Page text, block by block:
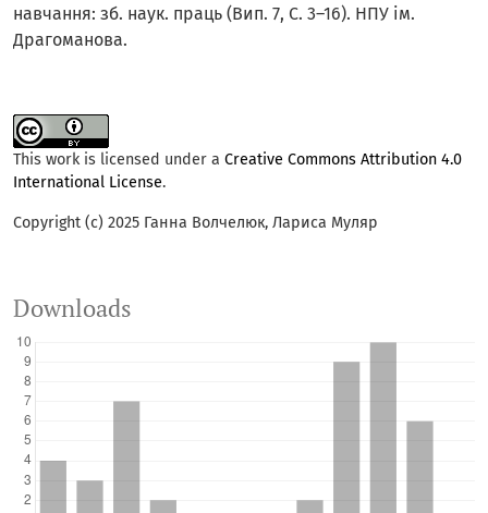
навчання: зб. наук. праць (Вип. 7, С. 3–16). НПУ ім.
Драгоманова.
This work is licensed under a Creative Commons Attribution 4.0
International License.
Copyright (c) 2025 Ганна Волчелюк, Лариса Муляр
Downloads